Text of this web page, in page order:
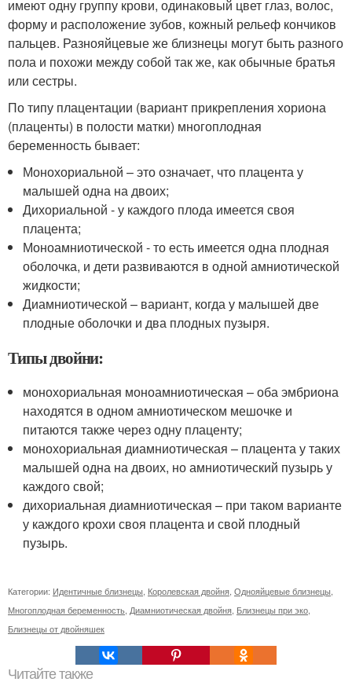
имеют одну группу крови, одинаковый цвет глаз, волос,
форму и расположение зубов, кожный рельеф кончиков
пальцев. Разнояйцевые же близнецы могут быть разного
пола и похожи между собой так же, как обычные братья
или сестры.
По типу плацентации (вариант прикрепления хориона
(плаценты) в полости матки) многоплодная
беременность бывает:
Монохориальной – это означает, что плацента у
малышей одна на двоих;
Дихориальной - у каждого плода имеется своя
плацента;
Моноамниотической - то есть имеется одна плодная
оболочка, и дети развиваются в одной амниотической
жидкости;
Диамниотической – вариант, когда у малышей две
плодные оболочки и два плодных пузыря.
Типы двойни:
монохориальная моноамниотическая – оба эмбриона
находятся в одном амниотическом мешочке и
питаются также через одну плаценту;
монохориальная диамниотическая – плацента у таких
малышей одна на двоих, но амниотический пузырь у
каждого свой;
дихориальная диамниотическая – при таком варианте
у каждого крохи своя плацента и свой плодный
пузырь.
Категории: Идентичные близнецы Королевская двойня Однояйцевые близнецы
Многоплодная беременность Диамниотическая двойня Близнецы при эко
Близнецы от двойняшек
Читайте также